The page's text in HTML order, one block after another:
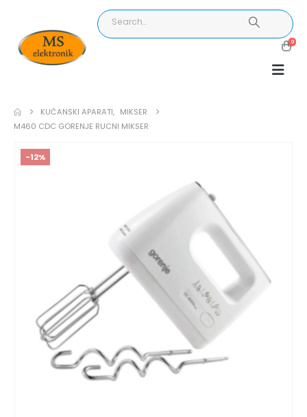
0
KUĆANSKI APARATI, MIKSER
M460 CDC GORENJE RUCNI MIKSER
-12%